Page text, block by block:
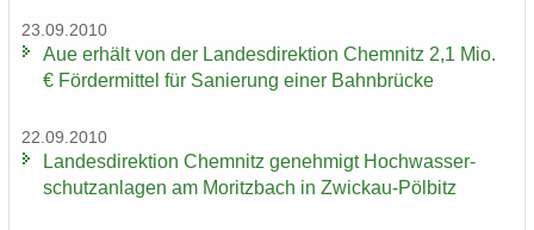
23.09.2010
Aue er­hält von der Lan­des­di­rek­ti­on Chem­nitz 2,1 Mio.
€ För­der­mit­tel für Sa­nie­rung einer Bahn­brü­cke
22.09.2010
Lan­des­di­rek­ti­on Chem­nitz ge­neh­migt Hoch­was­ser­
schutz­an­la­gen am Mo­ritz­bach in Zwickau-​Pölbitz